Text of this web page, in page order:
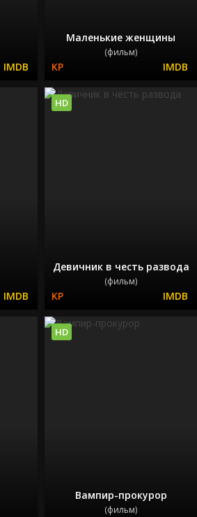
Маленькие женщины
(фильм)
Девичник в честь развода
(фильм)
HD
Вампир-прокурор
(фильм)
HD